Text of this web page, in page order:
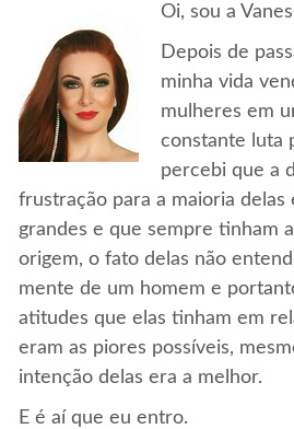
Oi, sou a
Depois de
minha vida
mulheres em
constante luta
percebi que a
frustração para a maioria delas
grandes e que sempre tinham
origem, o fato delas não
mente de um homem e
atitudes que elas tinham em
eram as piores possíveis,
intenção delas era a melhor.
E é aí que eu entro.